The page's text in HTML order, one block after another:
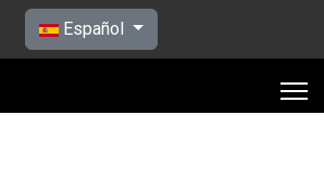
Seleccione su idioma
Español